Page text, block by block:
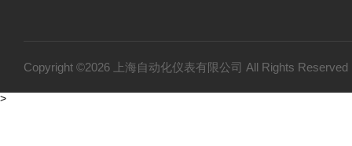
Copyright ©2026 上海自动化仪表有限公司 All Rights
>